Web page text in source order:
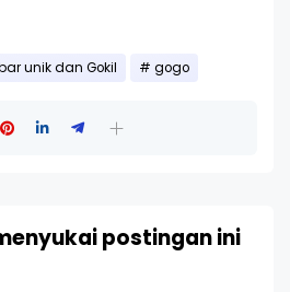
unik dan Gokil gogo
postingan ini